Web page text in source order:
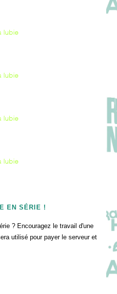
lubie
lubie
lubie
lubie
EN SÉRIE !
? Encouragez le travail d'une
utilisé pour payer le serveur et